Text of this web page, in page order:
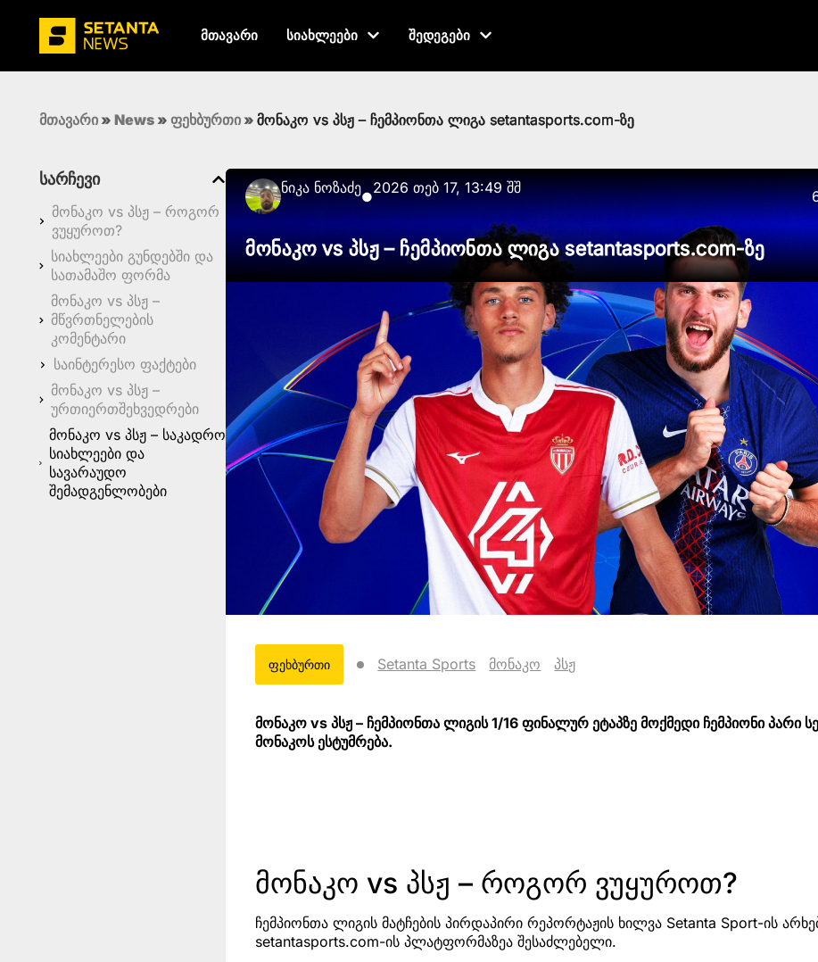
მთავარი სიახლეები შედეგები
მთავარი » News » ფეხბურთი » მონაკო vs პსჟ – ჩემპიონთა ლიგა setantasports.com-ზე
სარჩევი
მონაკო vs პსჟ – როგორ
ვუყუროთ?
სიახლეები გუნდებში და
სათამაშო ფორმა
მონაკო vs პსჟ –
მწვრთნელების
კომენტარი
საინტერესო ფაქტები
მონაკო vs პსჟ –
ურთიერთშეხვედრები
მონაკო vs პსჟ – საკადრო
სიახლეები და
სავარაუდო
შემადგენლობები
Ნიკა Ნოზაძე●2026 თებ 17, 13:49 შშ
მონაკო vs პსჟ – ჩემპიონთა ლიგა setantasports.com-ზე
ფეხბურთი Setanta Sports მონაკო პსჟ
მონაკო vs პსჟ – ჩემპიონთა ლიგის 1/16 ფინალურ ეტაპზე მოქმედი ჩემპიონი პარი
მონაკოს ესტუმრება.
მონაკო vs პსჟ – როგორ ვუყუროთ?
ჩემპიონთა ლიგის მატჩების პირდაპირი რეპორტაჟის ხილვა Setanta Sport-ის
setantasports.com-ის პლატფორმაზეა შესაძლებელი.